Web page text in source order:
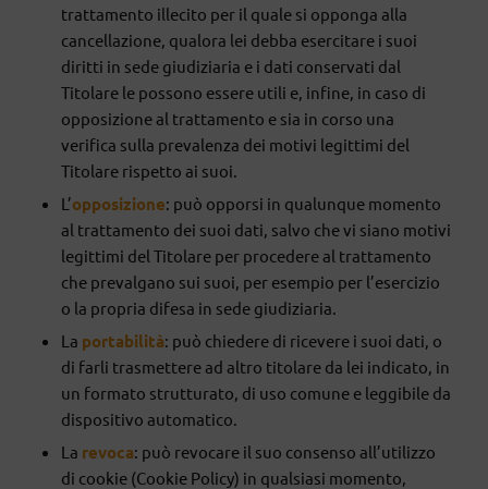
trattamento illecito per il quale si opponga alla
cancellazione, qualora lei debba esercitare i suoi
diritti in sede giudiziaria e i dati conservati dal
Titolare le possono essere utili e, infine, in caso di
opposizione al trattamento e sia in corso una
verifica sulla prevalenza dei motivi legittimi del
Titolare rispetto ai suoi.
L’opposizione: può opporsi in qualunque momento
al trattamento dei suoi dati, salvo che vi siano motivi
legittimi del Titolare per procedere al trattamento
che prevalgano sui suoi, per esempio per l’esercizio
o la propria difesa in sede giudiziaria.
La portabilità: può chiedere di ricevere i suoi dati, o
di farli trasmettere ad altro titolare da lei indicato, in
un formato strutturato, di uso comune e leggibile da
dispositivo automatico.
La revoca: può revocare il suo consenso all’utilizzo
di cookie (Cookie Policy) in qualsiasi momento,